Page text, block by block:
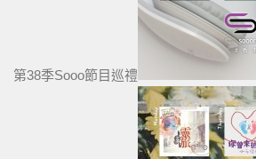
第38季Sooo節目巡禮